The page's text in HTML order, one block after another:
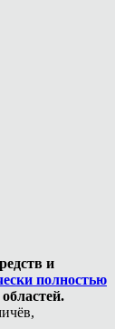
и
полностью